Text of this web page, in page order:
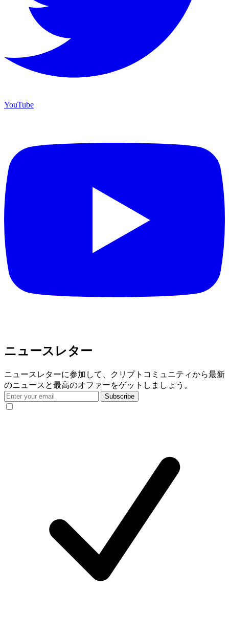
YouTube
ニュースレター
ニュースレターに参加して、クリプトコミュニティから最新
のニュースと最高のオファーをゲットしましょう。
Subscribe